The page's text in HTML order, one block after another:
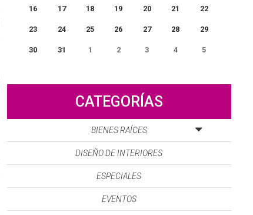
16 17 18 19 20 21 22
23 24 25 26 27 28 29
30 31 1 2 3 4 5
CATEGORÍAS
BIENES RAÍCES
DISEÑO DE INTERIORES
ESPECIALES
EVENTOS